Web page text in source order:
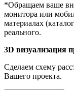
*Обращаем ваше
монитора или
материалах
реального.
3D визуализация
Сделаем схему
Вашего проекта.